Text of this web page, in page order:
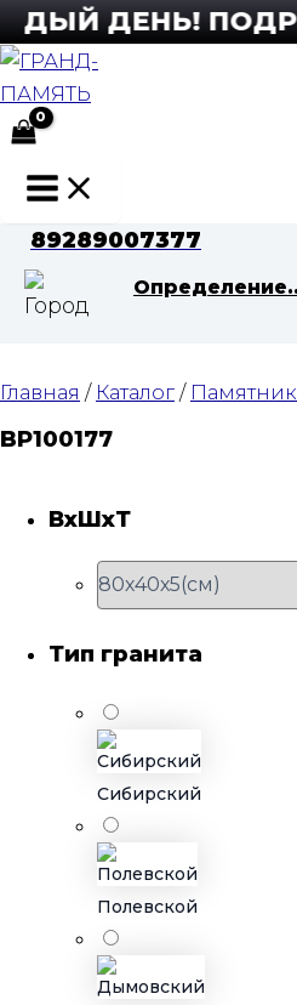
Перейти
к
содержимому
ДЕНЬ!
Main
Menu
89289007377
Главная / Каталог /
BP100177
Тип гранита
Полевской
Сибирский
ВхШхТ